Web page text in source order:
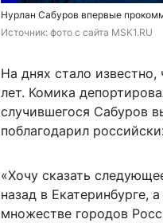
Нурлан Сабуров впервые
Источник: фото с сайта MSK1.RU
На днях стало
лет. Комика
случившегося Сабуров
поблагодарил
«Хочу сказать
назад в Екатеринбурге,
множестве городов